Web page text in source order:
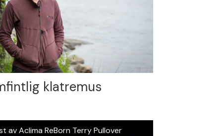
klatremus
av Aclima ReBorn Terry Pullover